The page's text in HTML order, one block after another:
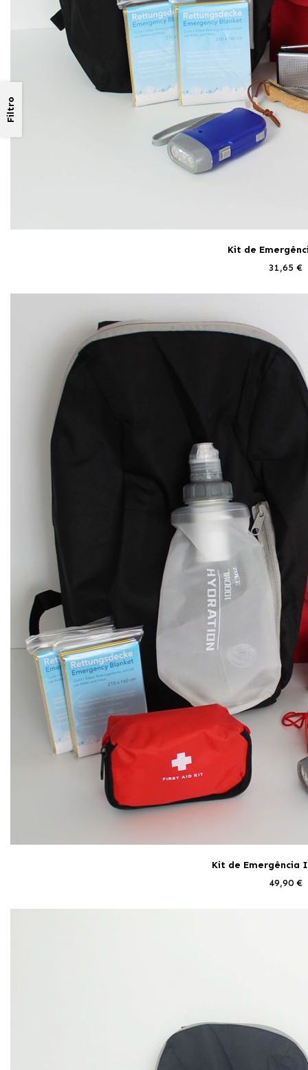
Kit de
31,65 €
Kit de Emergência
49,90 €
Filtro